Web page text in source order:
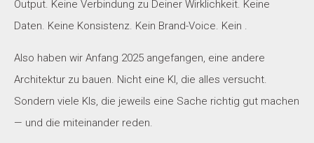
Output. Keine Verbindung zu Deiner Wirklichkeit. Keine
Daten. Keine Konsistenz. Kein Brand-Voice. Kein .
Also haben wir Anfang 2025 angefangen, eine andere
Architektur zu bauen. Nicht eine KI, die alles versucht.
Sondern viele KIs, die jeweils eine Sache richtig gut machen
— und die miteinander reden.